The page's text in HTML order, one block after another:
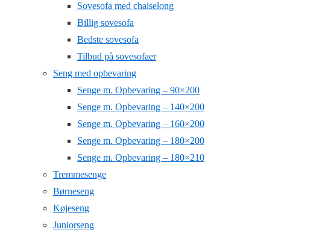
Sovesofa med chaiselong
Billig sovesofa
Bedste sovesofa
Tilbud på sovesofaer
Seng med opbevaring
Senge m. Opbevaring – 90×200
Senge m. Opbevaring – 140×200
Senge m. Opbevaring – 160×200
Senge m. Opbevaring – 180×200
Senge m. Opbevaring – 180×210
Tremmesenge
Børneseng
Køjeseng
Juniorseng